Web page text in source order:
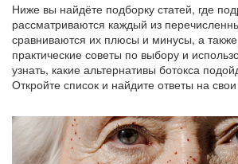
Ниже вы найдёте подборку статей, где
рассматриваются каждый из
сравниваются их плюсы и минусы, а
практические советы по выбору и
узнать, какие альтернативы ботокса
Откройте список и найдите ответы на